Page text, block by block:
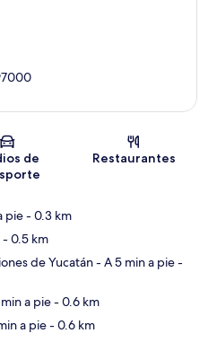
Sección del mapa
de
Restaurantes
pie- 0.3 km
- 0.5 km
de Yucatán- A 5 min a pie-
a pie- 0.6 km
a pie- 0.6 km